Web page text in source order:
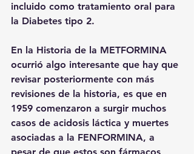
incluido como tratamiento oral para
la Diabetes tipo 2.
En la Historia de la METFORMINA
ocurrió algo interesante que hay que
revisar posteriormente con más
revisiones de la historia, es que en
1959 comenzaron a surgir muchos
casos de acidosis láctica y muertes
asociadas a la FENFORMINA, a